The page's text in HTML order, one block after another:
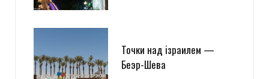
Точки над iзраилем —
Беэр-Шева